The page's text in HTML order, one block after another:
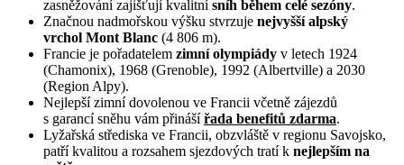
zasněžování zajišťují kvalitnísníh během celé sezóny.
Značnou nadmořskou výšku stvrzuje nejvyšší alpský
vrchol Mont Blanc (4 806 m).
Francie je pořadatelem zimní olympiády v letech 1924
(Chamonix), 1968 (Grenoble), 1992 (Albertville) a 2030
(Region Alpy).
Nejlepší zimní dovolenou ve Francii včetně zájezdů
s garancí sněhu vám přinášířada benefitů zdarma.
Lyžařská střediska ve Francii, obzvláště v regionu Savojsko,
patří kvalitou a rozsahem sjezdových tratí k nejlepším na